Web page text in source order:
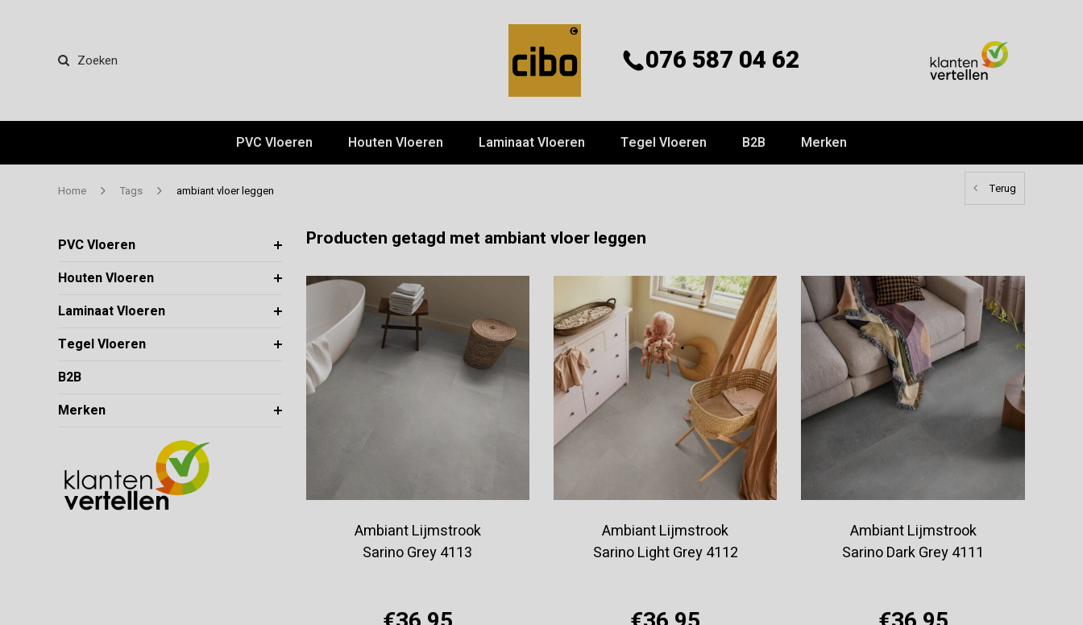
Zoeken 076 587 04 62
PVC Vloeren Houten Vloeren Laminaat Vloeren Tegel Vloeren B2B Merken
Home Tags ambiant vloer leggen Terug
PVC Vloeren
Houten Vloeren
Laminaat Vloeren
Tegel Vloeren
B2B
Merken
Producten getagd met ambiant vloer leggen
Ambiant Lijmstrook
Sarino Grey 4113
Ambiant Lijmstrook
Sarino Light Grey 4112
Ambiant Lijmstrook
Sarino Dark Grey 4111